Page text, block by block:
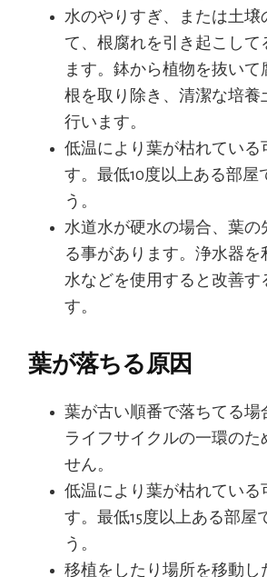
水のやりすぎ、または土壌
て、根腐れを引き起こして
ます。鉢から植物を抜いて
根を取り除き、清潔な培養
行います。
低温により葉が枯れている
す。最低10度以上ある部屋
う。
水道水が硬水の場合、葉の
る事があります。浄水器を
水などを使用すると改善す
す。
葉が落ちる原因
葉が古い順番で落ちてる場
ライフサイクルの一環のた
せん。
低温により葉が枯れている
す。最低15度以上ある部屋
う。
移植をしたり場所を移動し